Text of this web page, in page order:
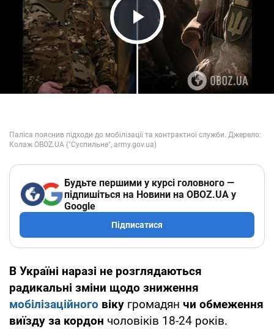
Play Video
Будьте першими у курсі головного —
підпишіться на Новини на OBOZ.UA у
Google
Підписатися
В Україні наразі не розглядаються
радикальні зміни щодо зниження
мобілізаційного віку громадян чи обмеження
виїзду за кордон чоловіків 18-24 років.